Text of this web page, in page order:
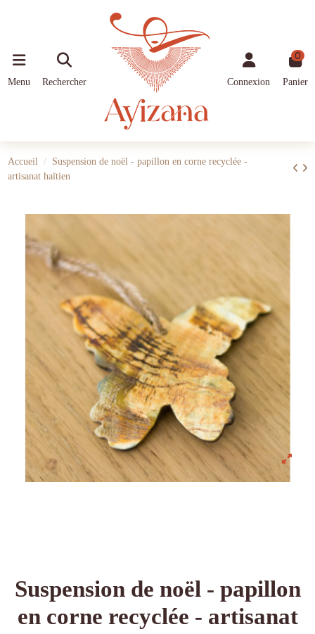
Menu Rechercher Connexion
0
Panier
Accueil
Suspension de noël - papillon en corne recyclée -
artisanat haïtien
Suspension de noël - papillon
en corne recyclée - artisanat